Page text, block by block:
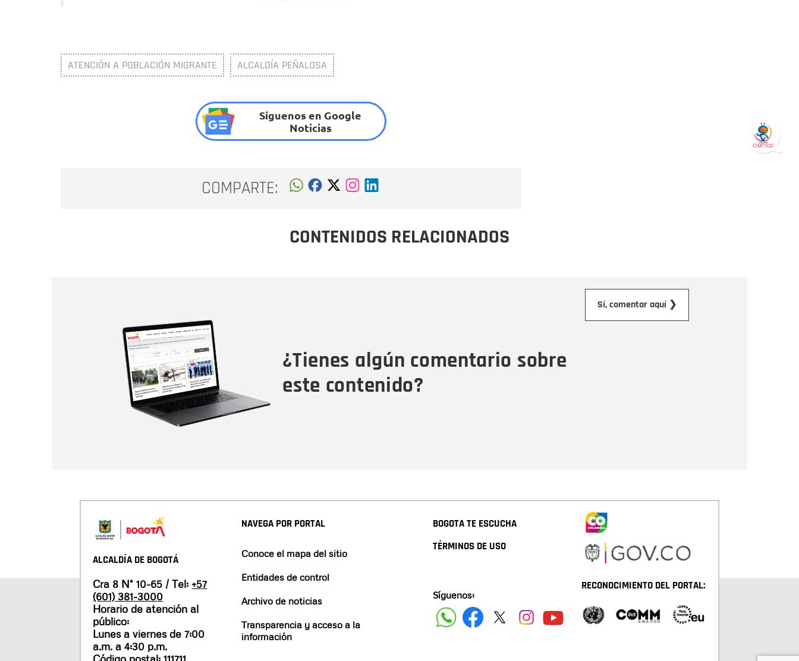
ATENCIÓN A POBLACIÓN MIGRANTE ALCALDÍA PEÑALOSA
Síguenos en Google
Noticias
COMPARTE:
CONTENIDOS RELACIONADOS
¿Tienes algún comentario sobre
este contenido?
Sí, comentar aquí ❯
ALCALDÍA DE BOGOTÁ
Cra 8 N° 10-65 / Tel: +57
(601) 381-3000
Horario de atención al
público:
Lunes a viernes de 7:00
a.m. a 4:30 p.m.
NAVEGA POR PORTAL
Conoce el mapa del sitio
Entidades de control
Archivo de noticias
Transparencia y acceso a la
información
BOGOTA TE ESCUCHA
TÉRMINOS DE USO
Síguenos:
RECONOCIMIENTO DEL PORTAL: